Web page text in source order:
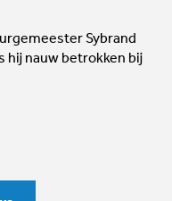
Sybrand
hij nauw betrokken bij